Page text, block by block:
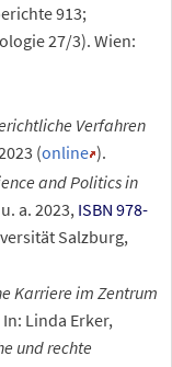
913;
27/3). Wien:
Verfahren
(online ).
and Politics in
a. 2023, ISBN 978-
Salzburg,
Karriere im Zentrum
In: Linda Erker,
und rechte